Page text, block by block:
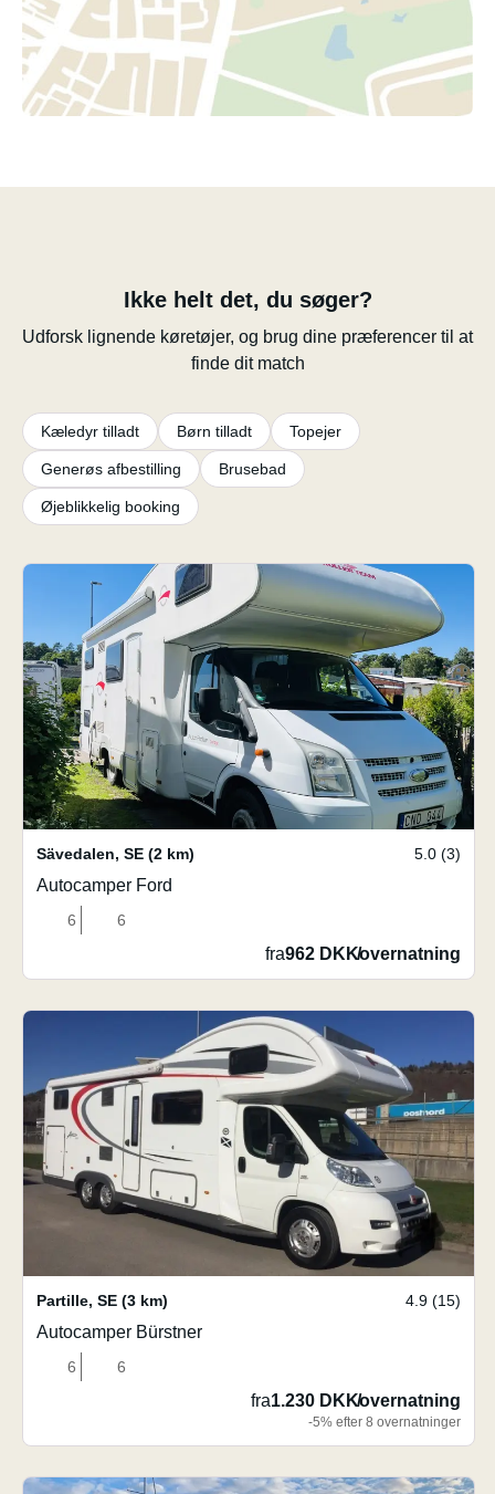
Ikke helt det, du søger?
Udforsk lignende køretøjer, og brug dine præferencer til at
finde dit match
Kæledyr tilladt Børn tilladt Topejer
Generøs afbestilling Brusebad
Øjeblikkelig booking
Sävedalen, SE (2 km) 5.0 (3)
Autocamper Ford
6 6
fra962 DKK/overnatning
Partille, SE (3 km) 4.9 (15)
Autocamper Bürstner
6 6
fra1.230 DKK/overnatning
-5% efter 8 overnatninger